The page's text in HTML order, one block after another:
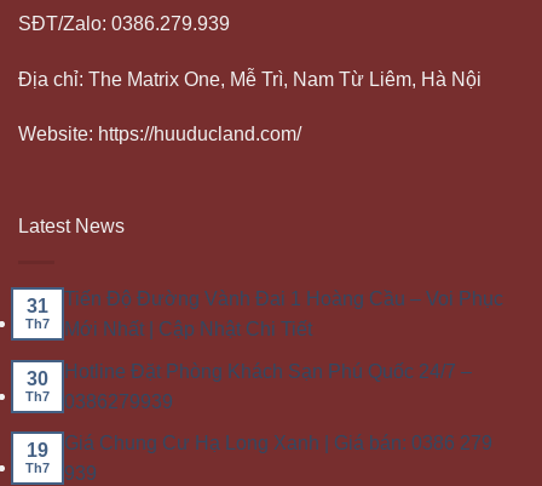
SĐT/Zalo: 0386.279.939
Địa chỉ: The Matrix One, Mễ Trì, Nam Từ Liêm, Hà Nội
Website: https://huuducland.com/
Latest News
31
Th7
Tiến Độ Đường Vành Đai 1 Hoàng Cầu – Voi Phục
Mới Nhất | Cập Nhật Chi Tiết
30
Th7
Hotline Đặt Phòng Khách Sạn Phú Quốc 24/7 –
0386279939
19
Th7
Giá Chung Cư Hạ Long Xanh | Giá bán: 0386 279
939